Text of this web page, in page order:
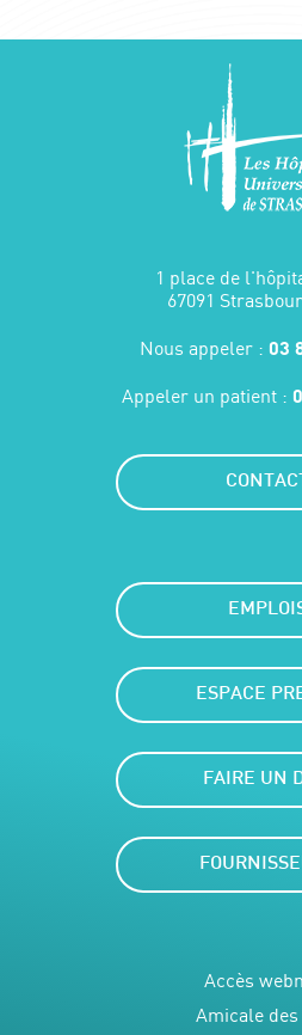
1 place de
67091
Nous appeler : 03
Appeler un patient :
CONTACT
ESPACE
FAIRE UN
Accès
Amicale des